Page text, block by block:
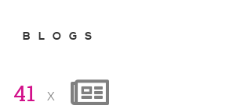
BLOGS
41 x